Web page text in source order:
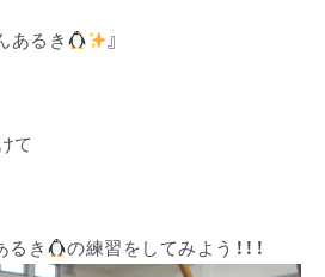
あるき 』
て
るき の練習をしてみよう！！！